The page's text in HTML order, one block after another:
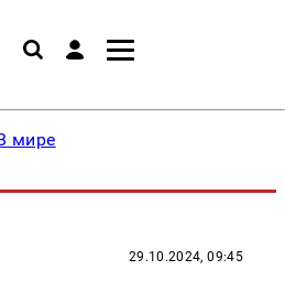
мире
29.10.2024, 09:45